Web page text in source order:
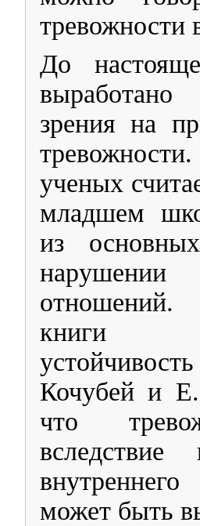
тревожности
​До
выработано
зрения на
ученых
младшем
из
нарушении
книги
Кочубей и
что
может быть